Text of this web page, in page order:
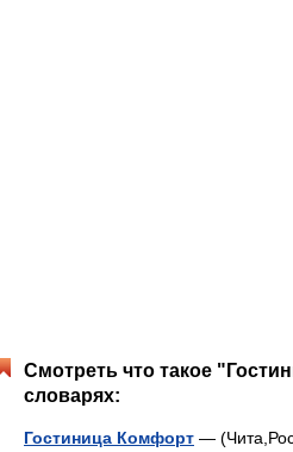
Смотреть что такое
словарях:
Гостиница Комфорт —